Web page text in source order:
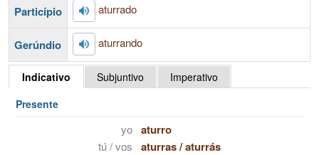
Particípio aturrado
Gerúndio aturrando
Indicativo Subjuntivo
Imperativo
Presente
yo aturro
tú / vos aturras/aturrás